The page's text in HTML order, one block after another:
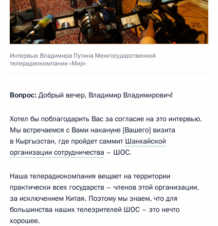
Интервью Владимира Путина Межгосударственной
телерадиокомпании «Мир»
Вопрос: Добрый вечер, Владимир Владимирович!
Хотел бы поблагодарить Вас за согласие на это интервью.
Мы встречаемся с Вами накануне [Вашего] визита
в Кыргызстан, где пройдет саммит Шанхайской
организации сотрудничества – ШОС.
Наша телерадиокомпания вещает на территории
практически всех государств – членов этой организации,
за исключением Китая. Поэтому мы знаем, что для
большинства наших телезрителей ШОС – это нечто
хорошее.